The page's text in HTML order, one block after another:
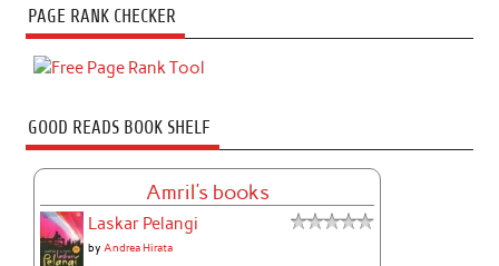
PAGE RANK CHECKER
GOOD READS BOOK SHELF
Amril's books
Laskar Pelangi
by Andrea Hirata